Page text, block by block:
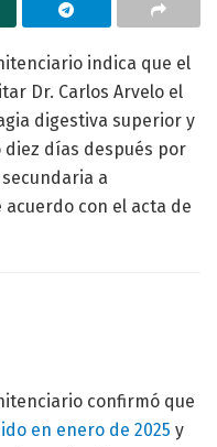
indica que el
Dr. Carlos Arvelo el
digestiva superior y
días después por
a
con el acta de
confirmó que
en enero de 2025 y